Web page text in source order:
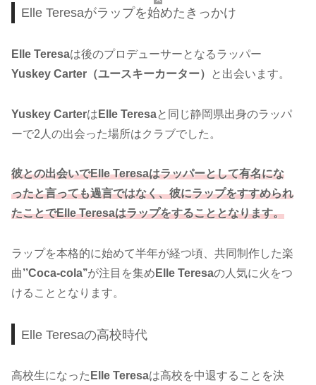
Elle Teresaがラップを始めたきっかけ
Elle Teresaは後のプロデューサーとなるラッパー
Yuskey Carter（ユースキーカーター）
と出会います。
Yuskey Carterは Elle Teresaと同じ静岡県出身のラッパ
ーで2人の出会った場所はクラブでした。
彼との出会いでElle Teresaはラッパーとして有名にな
ったと言っても過言ではなく、彼にラップをすすめられ
たことでElle Teresaはラップをすることとなります。
ラップを本格的に始めて半年が経つ頃、共同制作した楽
曲’’Coca-cola’’が注目を集め Elle Teresaの人気に火をつ
けることとなります。
Elle Teresaの高校時代
高校生になった Elle Teresaは高校を中退することを決